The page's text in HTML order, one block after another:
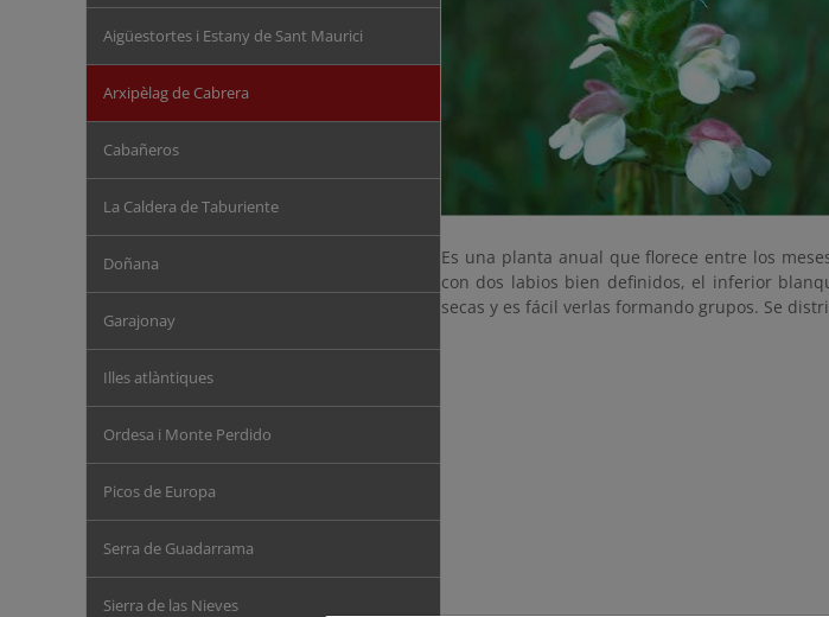
Aigüestortes i Estany de Sant Maurici
Arxipèlag de Cabrera
Cabañeros
La Caldera de Taburiente
Doñana
Garajonay
Illes atlàntiques
Ordesa i Monte Perdido
Picos de Europa
Serra de Guadarrama
Sierra de las Nieves
Es una planta anual que florece entre los
con dos labios bien definidos, el inferior
secas y es fácil verlas formando grupos. Se